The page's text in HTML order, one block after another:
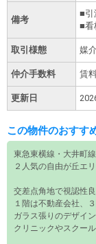
備考
■引
■看
取引様態 媒介
仲介手数料 賃
更新日
この物件のおすす
東急東横線・大井町
２人気の自由が丘エリ
交差点角地で視認性
１階は不動産会社、
ガラス張りのデザイ
クリニックやスクー